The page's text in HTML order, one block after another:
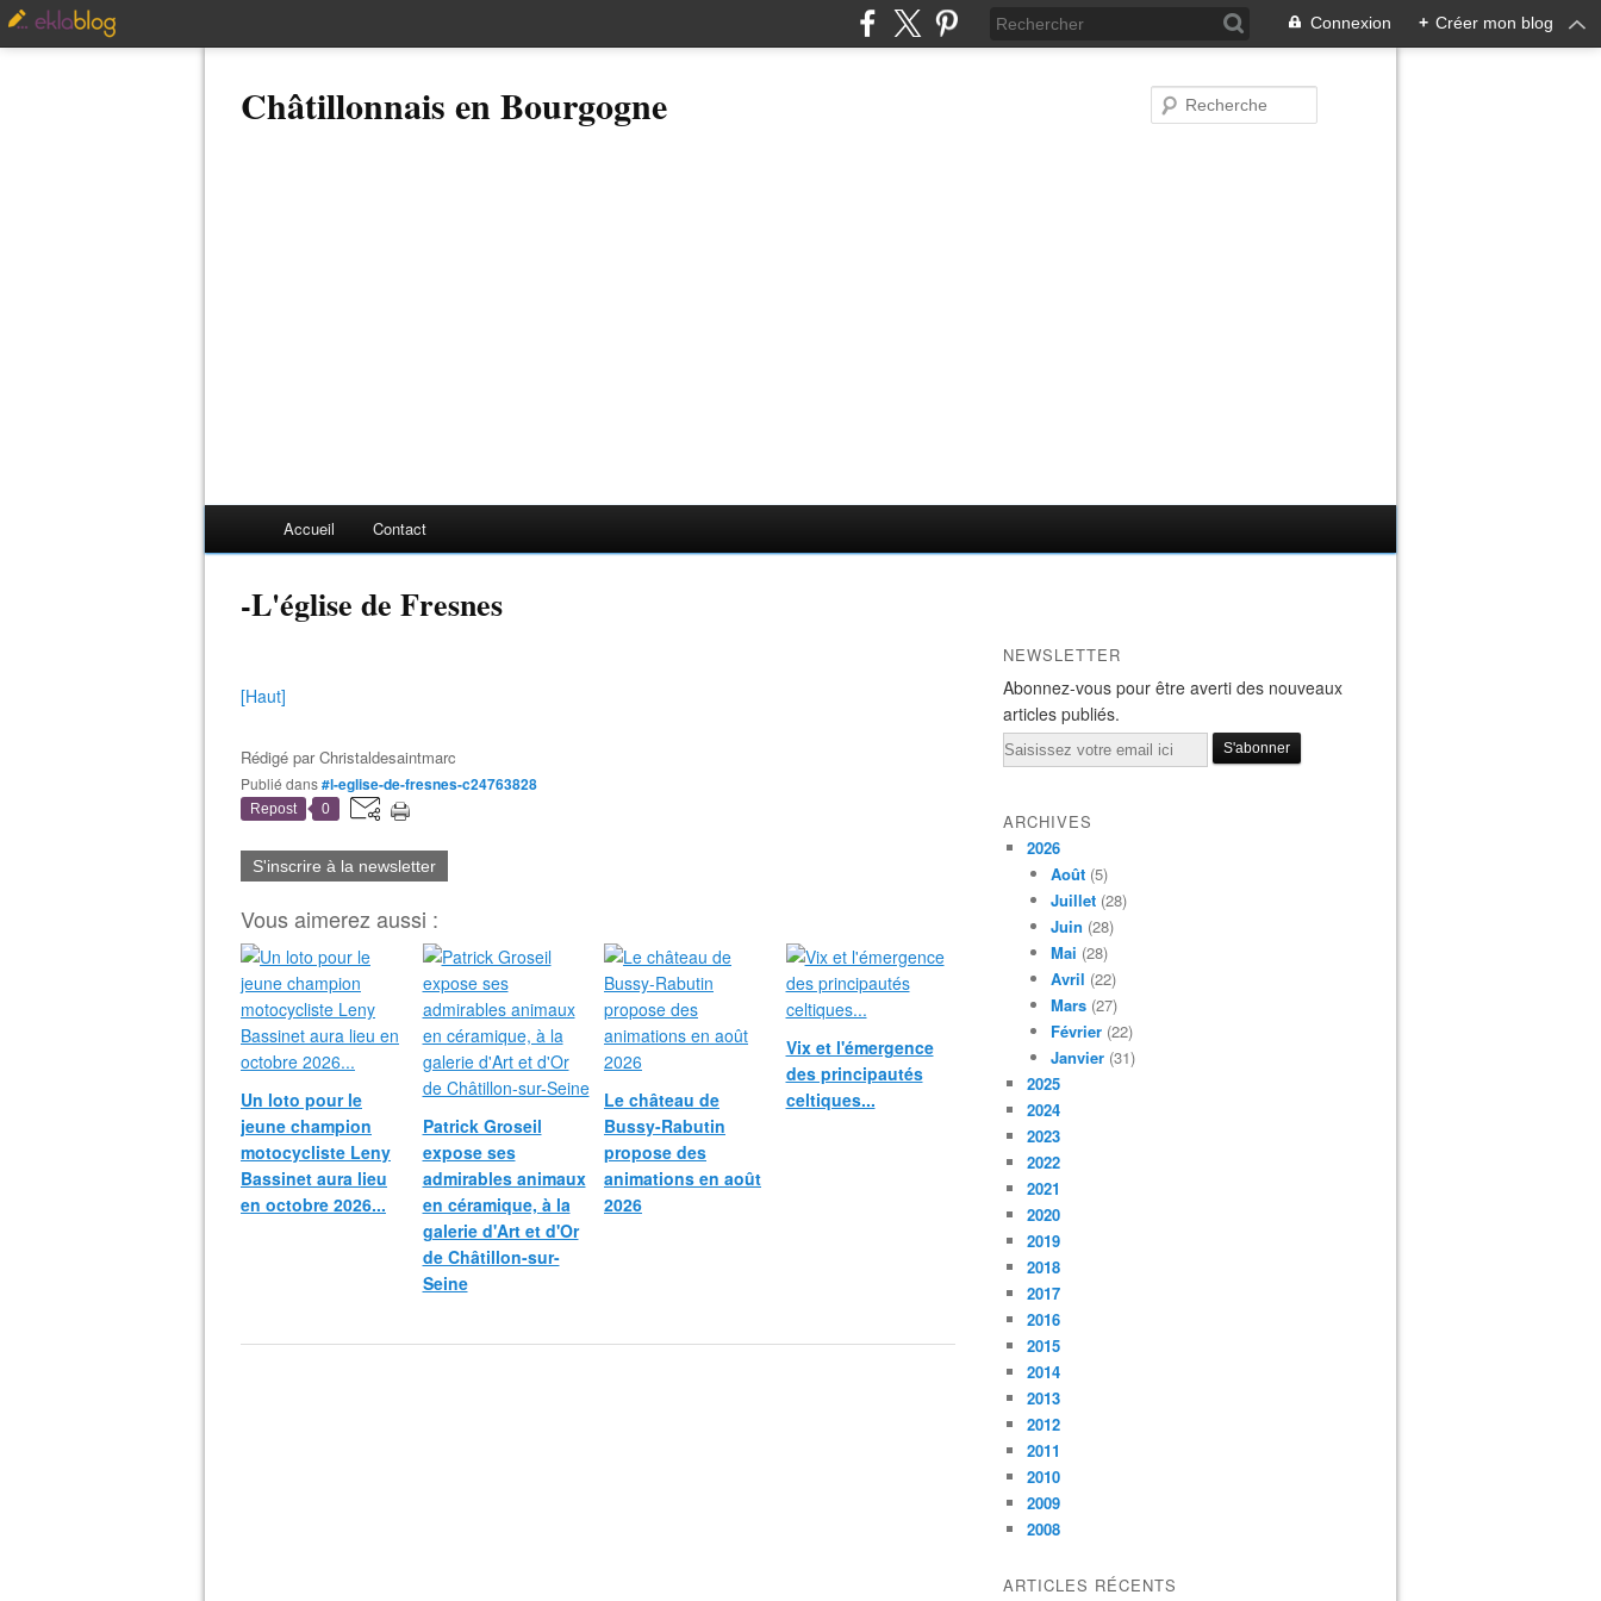
Connexion + Créer mon blog
Châtillonnais en Bourgogne
Accueil Contact
-L'église de Fresnes
[Haut]
Rédigé parChristaldesaintmarc
Publié dans#l-eglise-de-fresnes-c24763828
Repost 0
S'inscrire à la newsletter
Vous aimerez aussi :
Un loto pour le
jeune champion
motocycliste Leny
Bassinet aura lieu
en octobre 2026...
Patrick Groseil
expose ses
admirables animaux
en céramique, à la
galerie d'Art et d'Or
de Châtillon-sur-
Seine
Le château de
Bussy-Rabutin
propose des
animations en août
2026
Vix et l'émergence
des principautés
celtiques...
NEWSLETTER
Abonnez-vous pour être averti des nouveaux
articles publiés.
Email
ARCHIVES
2026
Août (5)
Juillet (28)
Juin (28)
Mai (28)
Avril (22)
Mars (27)
Février (22)
Janvier (31)
2025
2024
2023
2022
2021
2020
2019
2018
2017
2016
2015
2014
2013
2012
2011
2010
2009
2008
ARTICLES RÉCENTS